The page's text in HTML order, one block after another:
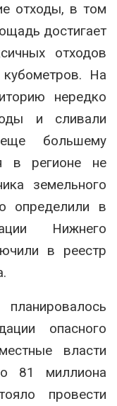
отходы, в том
достигает
отходов
На
нередко
и сливали
большему
в регионе не
земельного
определили в
Нижнего
в реестр
опасного
власти
81 миллиона
провести